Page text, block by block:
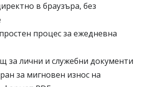
в браузъра, без
процес за ежедневна
за лични и служебни документи
за мигновен износ на